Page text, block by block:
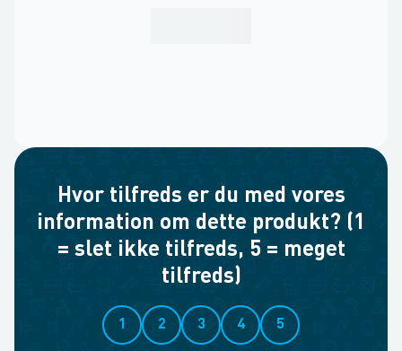
Hvor tilfreds er du med vores
information om dette produkt? (1
= slet ikke tilfreds, 5 = meget
tilfreds)
1 2 3 4 5